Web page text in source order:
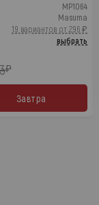
MP1064
Masuma
19 вариантов от 296 ₽
выбрать
₽
Завтра